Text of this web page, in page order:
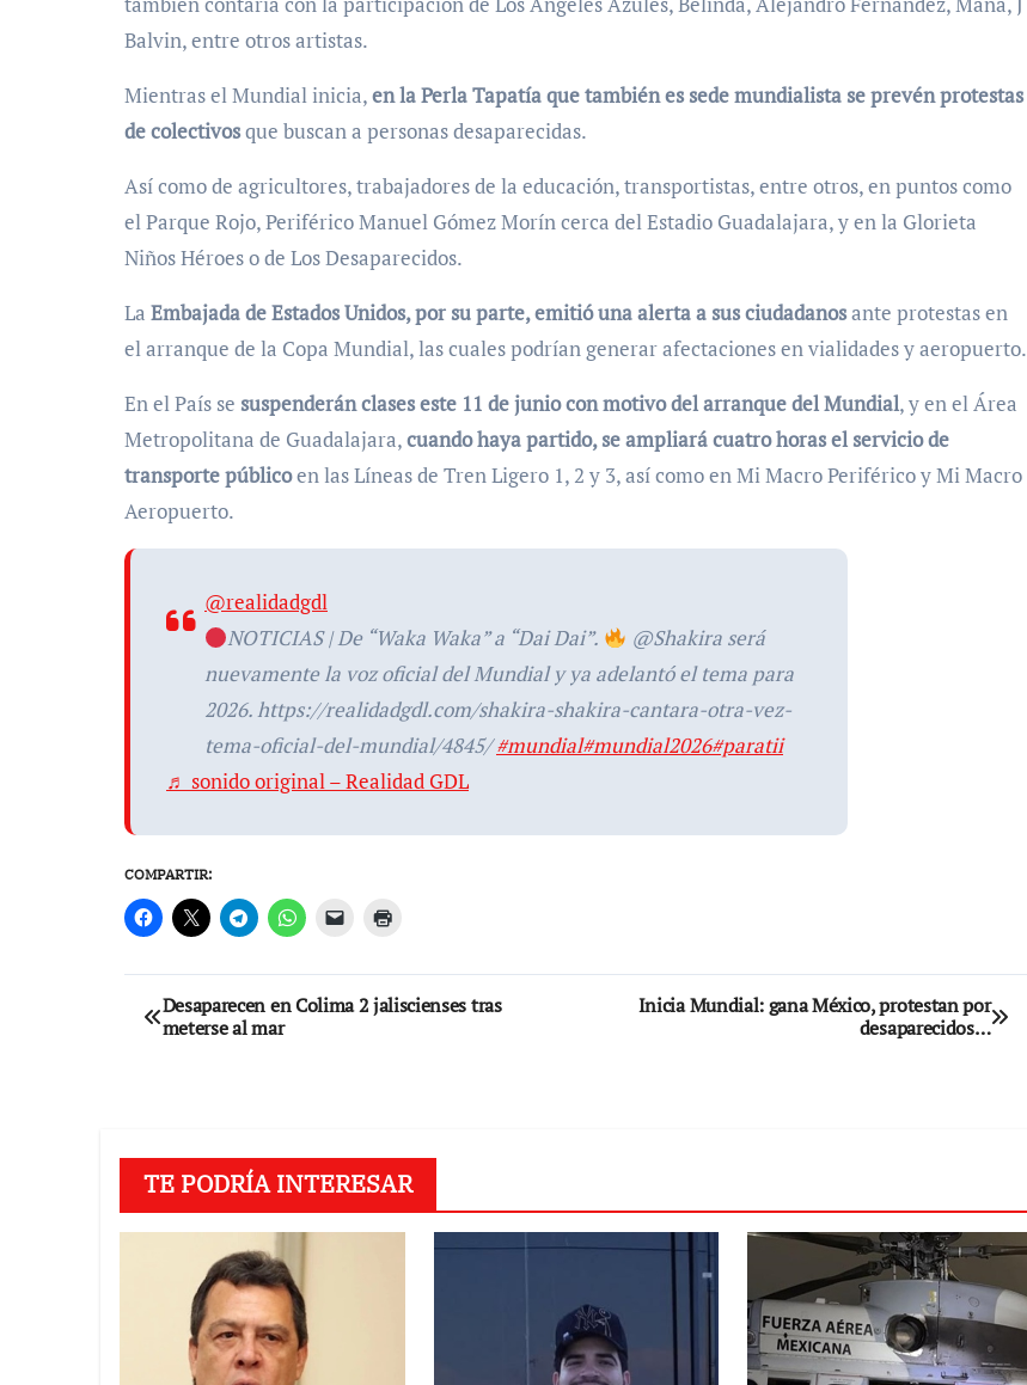
Balvin, entre otros artistas.
Mientras el Mundial inicia,en la Perla Tapatía que también es sede mundialista se prevén protestas
de colectivosque buscan a personas desaparecidas.
Así como de agricultores, trabajadores de la educación, transportistas, entre otros, en puntos como
el Parque Rojo, Periférico Manuel Gómez Morín cerca del Estadio Guadalajara, y en la Glorieta
Niños Héroes o de Los Desaparecidos.
La Embajada de Estados Unidos, por su parte, emitió una alerta a sus ciudadanosante protestas en
el arranque de la Copa Mundial, las cuales podrían generar afectaciones en vialidades y aeropuerto.
En el País se suspenderán clases este 11 de junio con motivo del arranque del Mundial, y en el Área
Metropolitana de Guadalajara,cuando haya partido, se ampliará cuatro horas el servicio de
transporte públicoen las Líneas de Tren Ligero 1, 2 y 3, así como en Mi Macro Periférico y Mi Macro
Aeropuerto.
@realidadgdl
NOTICIAS | De “Waka Waka” a “Dai Dai”.
@Shakira será
nuevamente la voz oficial del Mundial y ya adelantó el tema para
2026. https://realidadgdl.com/shakira-shakira-cantara-otra-vez-
tema-oficial-del-mundial/4845/#mundial#mundial2026#paratii
♬ sonido original – Realidad GDL
COMPARTIR:
Navegación
de
Desaparecen en Colima 2 jaliscienses tras
meterse al mar
Inicia Mundial: gana México, protestan por
desaparecidos…
TE PODRÍA INTERESAR